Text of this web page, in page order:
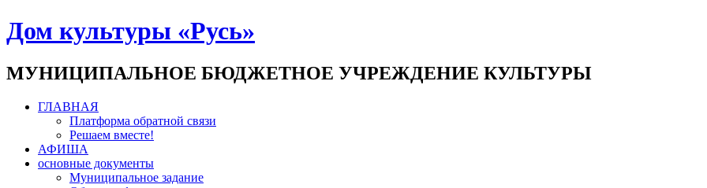
Дом культуры «Русь»
МУНИЦИПАЛЬНОЕ БЮДЖЕТНОЕ УЧРЕЖДЕНИЕ КУЛЬТУРЫ
ГЛАВНАЯ
Платформа обратной связи
Решаем вместе!
АФИША
основные документы
Муниципальное задание